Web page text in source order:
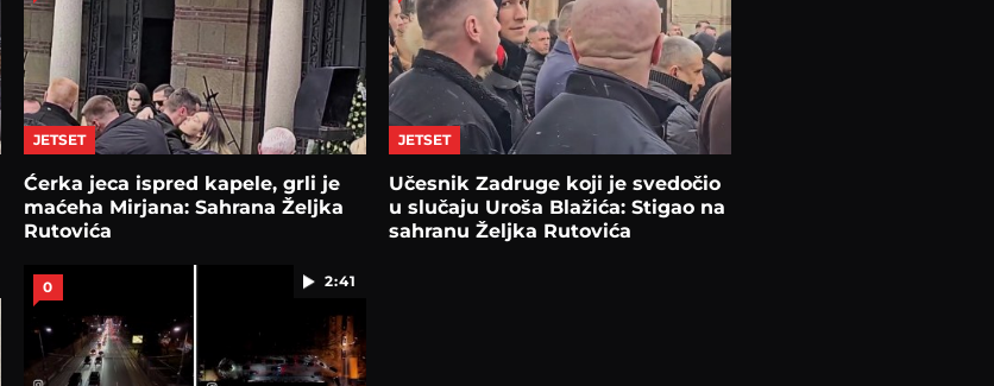
JETSET
Ćerka jeca ispred kapele, grli je
maćeha Mirjana: Sahrana Željka
Rutovića
JETSET
Učesnik Zadruge koji je svedočio
u slučaju Uroša Blažića: Stigao na
sahranu Željka Rutovića
2:41
0